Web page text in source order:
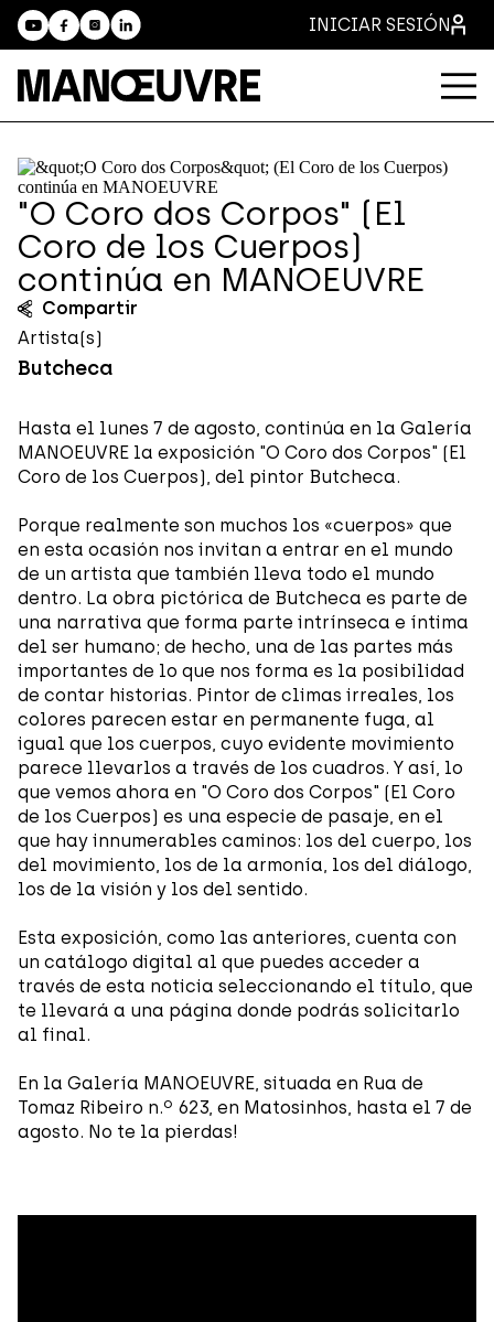
INICIAR SESIÓN
"O Coro dos Corpos" (El
Coro de los Cuerpos)
continúa en MANOEUVRE
Compartir
Artista(s)
Butcheca
Hasta el lunes 7 de agosto, continúa en la Galería
MANOEUVRE la exposición "O Coro dos Corpos" (El
Coro de los Cuerpos), del pintor Butcheca.
Porque realmente son muchos los «cuerpos» que
en esta ocasión nos invitan a entrar en el mundo
de un artista que también lleva todo el mundo
dentro. La obra pictórica de Butcheca es parte de
una narrativa que forma parte intrínseca e íntima
del ser humano; de hecho, una de las partes más
importantes de lo que nos forma es la posibilidad
de contar historias. Pintor de climas irreales, los
colores parecen estar en permanente fuga, al
igual que los cuerpos, cuyo evidente movimiento
parece llevarlos a través de los cuadros. Y así, lo
que vemos ahora en "O Coro dos Corpos" (El Coro
de los Cuerpos) es una especie de pasaje, en el
que hay innumerables caminos: los del cuerpo, los
del movimiento, los de la armonía, los del diálogo,
los de la visión y los del sentido.
Esta exposición, como las anteriores, cuenta con
un catálogo digital al que puedes acceder a
través de esta noticia seleccionando el título, que
te llevará a una página donde podrás solicitarlo
al final.
En la Galería MANOEUVRE, situada en Rua de
Tomaz Ribeiro n.º 623, en Matosinhos, hasta el 7 de
agosto. No te la pierdas!